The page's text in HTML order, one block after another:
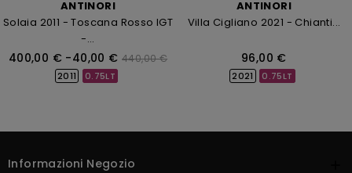
ANTINORI
Solaia 2011 - Toscana Rosso IGT
-...
Prezzo
400,00 € -40,00 € Prezzo
440,00 €
2011 0.75LT
ANTINORI
Villa Cigliano 2021 - Chianti...
Prezzo
96,00 €
2021 0.75LT
Informazioni Negozio